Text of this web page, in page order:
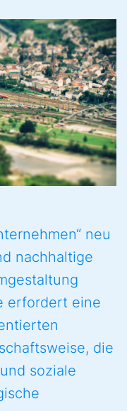
neu
nachhaltige
erfordert eine
die
soziale